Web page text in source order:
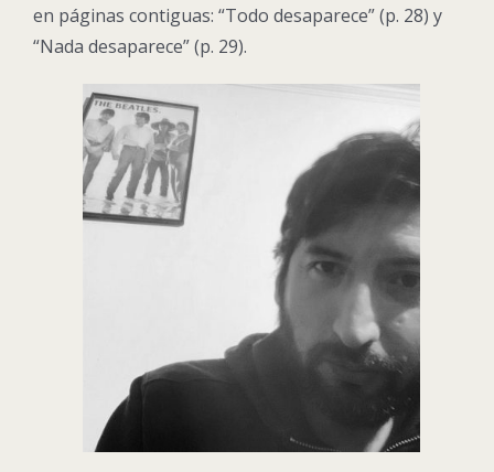
en páginas contiguas: “Todo desaparece” (p. 28) y
“Nada desaparece” (p. 29).